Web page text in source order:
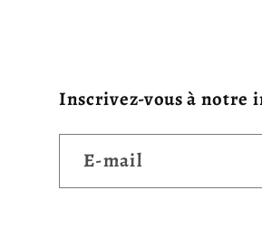
Inscrivez-vous à notre
E-mail